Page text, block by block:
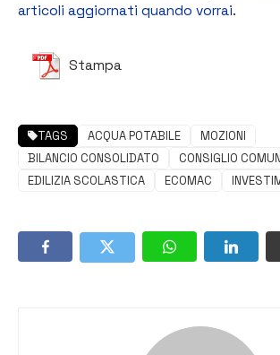
articoli aggiornati quando vorrai.
Stampa
TAGS ACQUA POTABILE
MOZIONI
BILANCIO CONSOLIDATO
CONSIGLIO
EDILIZIA SCOLASTICA
ECOMAC